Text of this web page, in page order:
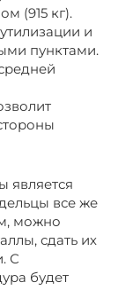
(915 кг).
и
пунктами.
является
все же
можно
сдать их
С
будет